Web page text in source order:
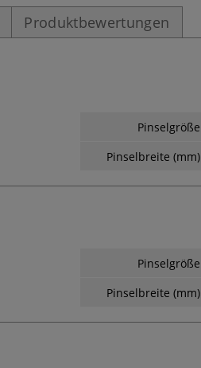
Produktbewertungen
Pinselgröße
Pinselbreite (mm)
Pinselgröße
Pinselbreite (mm)